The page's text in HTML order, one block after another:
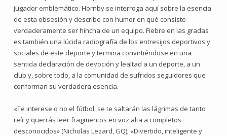
jugador emblemático. Hornby se interroga aquí sobre la esencia
de esta obsesión y describe con humor en qué consiste
verdaderamente ser hincha de un equipo. Fiebre en las gradas
es también una lúcida radiografía de los entresijos deportivos y
sociales de este deporte y termina convirtiéndose en una
sentida declaración de devoción y lealtad a un deporte, a un
club y, sobre todo, a la comunidad de sufridos seguidores que
conforman su verdadera esencia.
«Te interese o no el fútbol, se te saltarán las lágrimas de tanto
reír y querrás leer fragmentos en voz alta a completos
desconocidos» (Nicholas Lezard, GQ); «Divertido, inteligente y